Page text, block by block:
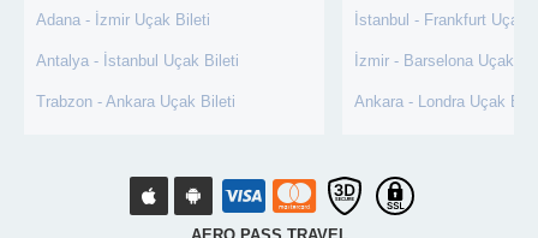
Adana - İzmir Uçak Bileti
Antalya - İstanbul Uçak Bileti
Trabzon - Ankara Uçak Bileti
İstanbul - Frankfurt Uçak
İzmir - Barselona Uçak
Ankara - Londra Uçak